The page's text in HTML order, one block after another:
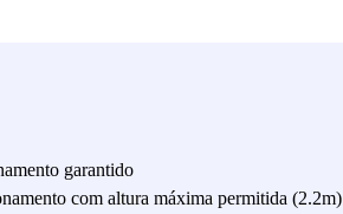
garantido
com altura máxima permitida (2.2m)